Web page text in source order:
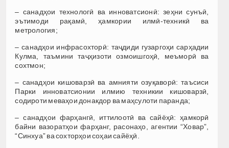
– санадҳои технологӣ ва инноватсионӣ: зеҳни сунъӣ,
эътимоди рақамӣ, ҳамкории илмӣ-техникӣ ва
метрология;
– санадҳои инфрасохторӣ: таҷдиди гузаргоҳи сарҳадии
Кулма, таъмини таҷҳизоти озмоишгоҳӣ, меъморӣ ва
сохтмон;
– санадҳои кишоварзӣ ва амнияти озуқаворӣ: таъсиси
Парки инноватсионии илмию техникии кишоварзӣ,
содироти меваҳои донакдор ва маҳсулоти паранда;
– санадҳои фарҳангӣ, иттилоотӣ ва сайёҳӣ: ҳамкорӣ
байни вазоратҳои фарҳанг, расонаҳо, агентии “Ховар”,
“Синхуа” ва сохторҳои соҳаи сайёҳӣ.